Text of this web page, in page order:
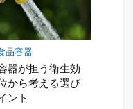
品容器
器が担う衛生効
から考える選び
ント